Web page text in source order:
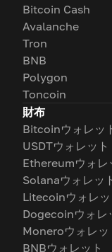
Bitcoin Cash
Avalanche
Tron
BNB
Polygon
Toncoin
財布
Bitcoinウォレッ
USDTウォレット
Ethereumウォレ
Solanaウォレッ
Litecoinウォレッ
Dogecoinウォレ
Moneroウォレッ
BNBウォレット